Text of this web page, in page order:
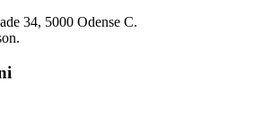
34, 5000 Odense C.